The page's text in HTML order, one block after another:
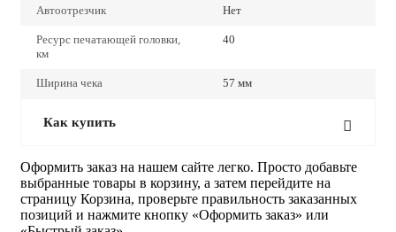
Автоотрезчик Нет
Ресурс печатающей головки,
км
40
Ширина чека 57 мм
Как купить
Оформить заказ на нашем сайте легко. Просто добавьте
выбранные товары в корзину, а затем перейдите на
страницу Корзина, проверьте правильность заказанных
позиций и нажмите кнопку «Оформить заказ» или